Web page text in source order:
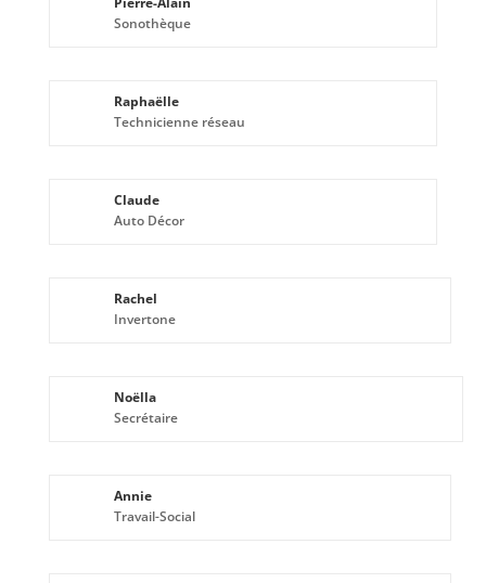
Sonothèque
Raphaëlle
Technicienne réseau
Claude
Auto Décor
Rachel
Invertone
Noëlla
Secrétaire
Annie
Travail-Social